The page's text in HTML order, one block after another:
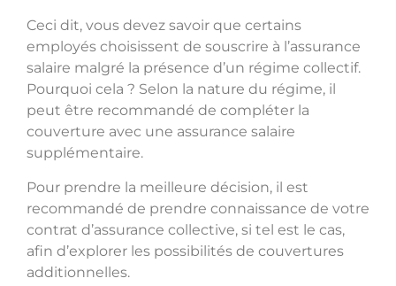
Ceci dit, vous devez savoir que certains
employés choisissent de souscrire à l’assurance
salaire malgré la présence d’un régime collectif.
Pourquoi cela ? Selon la nature du régime, il
peut être recommandé de compléter la
couverture avec une assurance salaire
supplémentaire.
Pour prendre la meilleure décision, il est
recommandé de prendre connaissance de votre
contrat d’assurance collective, si tel est le cas,
afin d’explorer les possibilités de couvertures
additionnelles.